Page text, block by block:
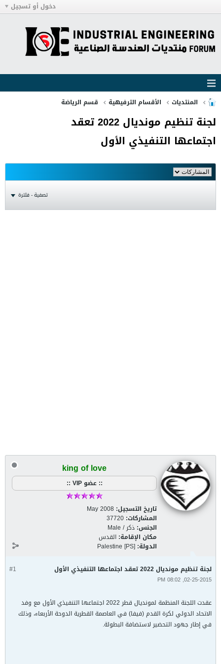
دخول أو تسجيل
المنتديات الأقسام الترفيهية قسم الرياضة
لجنة تنظيم مونديال 2022 تعقد
اجتماعها التنفيذي الأول
تصفية - فلترة
king of love
:: عضو VIP ::
تاريخ التسجيل: May 2008
المشاركات: 37720
الجنس: ذكر / Male
مكان الإقامة: القدس
الدولة: Palestine [PS]
#1 لجنة تنظيم مونديال 2022 تعقد اجتماعها التنفيذي الأول
02-25-2015, 08:02 PM
عقدت اللجنة المنظمة لمونديال قطر 2022 اجتماعها التنفيذي الأول مع وفد
الاتحاد الدولي لكرة القدم (فيفا) في العاصمة القطرية الدوحة الأربعاء، وذلك
في إطار جهود التحضير لاستضافة البطولة.